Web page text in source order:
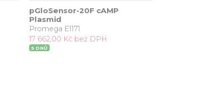
pGloSensor-20F cAMP
Plasmid
Promega E1171
17 662,00 Kč bez DPH
5 DNŮ